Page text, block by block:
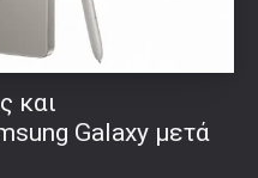
και
Galaxy μετά